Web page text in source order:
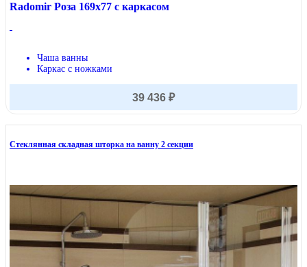
Radomir Роза 169x77 с каркасом
Чаша ванны
Каркас с ножками
39 436 ₽
Стеклянная складная шторка на ванну 2 секции